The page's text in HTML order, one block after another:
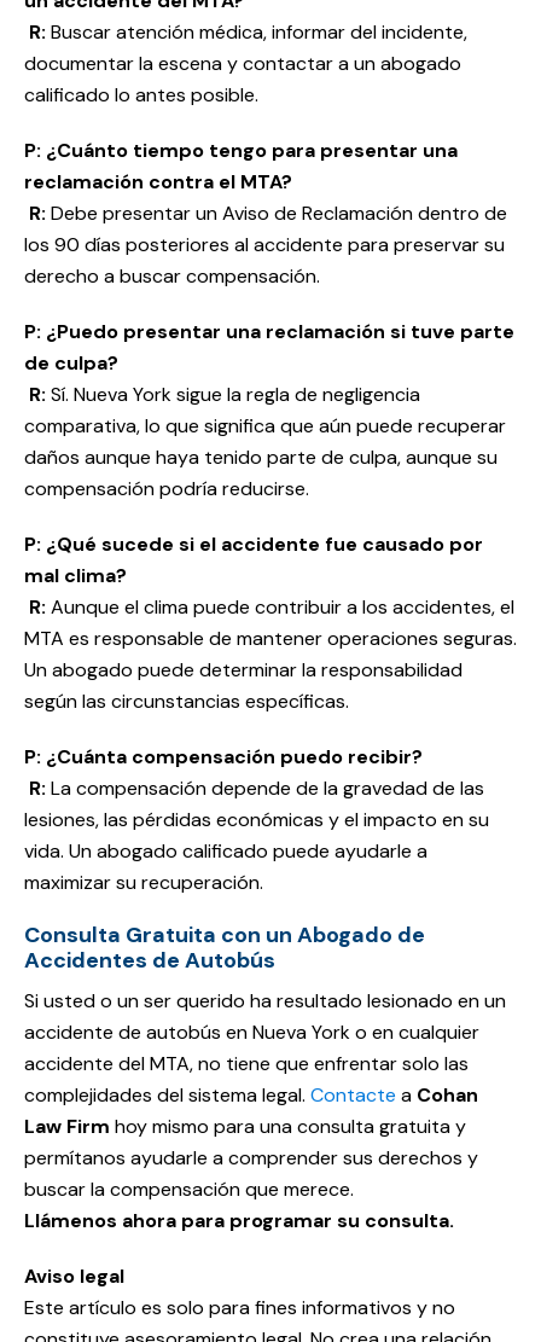
R: Buscar atención médica, informar del incidente,
documentar la escena y contactar a un abogado
calificado lo antes posible.
P: ¿Cuánto tiempo tengo para presentar una
reclamación contra el MTA?
R: Debe presentar un Aviso de Reclamación dentro de
los 90 días posteriores al accidente para preservar su
derecho a buscar compensación.
P: ¿Puedo presentar una reclamación si tuve parte
de culpa?
R: Sí. Nueva York sigue la regla de negligencia
comparativa, lo que significa que aún puede recuperar
daños aunque haya tenido parte de culpa, aunque su
compensación podría reducirse.
P: ¿Qué sucede si el accidente fue causado por
mal clima?
R: Aunque el clima puede contribuir a los accidentes, el
MTA es responsable de mantener operaciones seguras.
Un abogado puede determinar la responsabilidad
según las circunstancias específicas.
P: ¿Cuánta compensación puedo recibir?
R: La compensación depende de la gravedad de las
lesiones, las pérdidas económicas y el impacto en su
vida. Un abogado calificado puede ayudarle a
maximizar su recuperación.
Consulta Gratuita con un Abogado de
Accidentes de Autobús
Si usted o un ser querido ha resultado lesionado en un
accidente de autobús en Nueva York o en cualquier
accidente del MTA, no tiene que enfrentar solo las
complejidades del sistema legal. Contacte a Cohan
Law Firm hoy mismo para una consulta gratuita y
permítanos ayudarle a comprender sus derechos y
buscar la compensación que merece.
Llámenos ahora para programar su consulta.
Aviso legal
Este artículo es solo para fines informativos y no